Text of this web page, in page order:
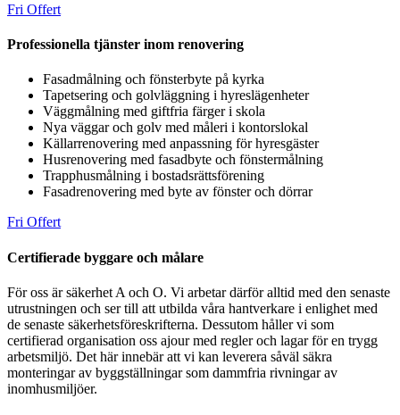
Fri Offert
Professionella tjänster inom renovering
Fasadmålning och fönsterbyte på kyrka
Tapetsering och golvläggning i hyreslägenheter
Väggmålning med giftfria färger i skola
Nya väggar och golv med måleri i kontorslokal
Källarrenovering med anpassning för hyresgäster
Husrenovering med fasadbyte och fönstermålning
Trapphusmålning i bostadsrättsförening
Fasadrenovering med byte av fönster och dörrar
Fri Offert
Certifierade byggare och målare
För oss är säkerhet A och O. Vi arbetar därför alltid med den senaste
utrustningen och ser till att utbilda våra hantverkare i enlighet med
de senaste säkerhetsföreskrifterna. Dessutom håller vi som
certifierad organisation oss ajour med regler och lagar för en trygg
arbetsmiljö. Det här innebär att vi kan leverera såväl säkra
monteringar av byggställningar som dammfria rivningar av
inomhusmiljöer.